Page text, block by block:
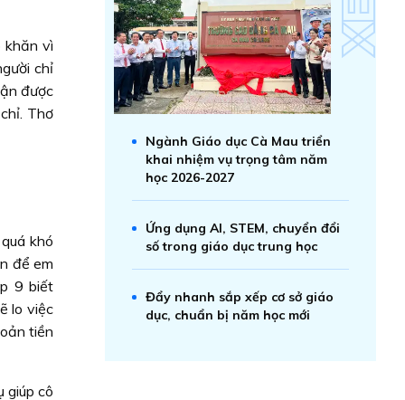
khăn vì
chỉ
được
Thơ
khó
để em
9 biết
lo việc
tiền
giúp cô
Ngành Giáo dục Cà Mau triển
khai nhiệm vụ trọng tâm năm
học 2026-2027
Ứng dụng AI, STEM, chuyển đổi
số trong giáo dục trung học
Đẩy nhanh sắp xếp cơ sở giáo
dục, chuẩn bị năm học mới